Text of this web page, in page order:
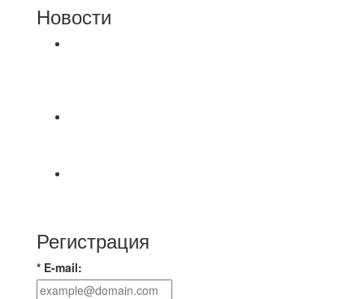
Новости
Регистрация
* E-mail: